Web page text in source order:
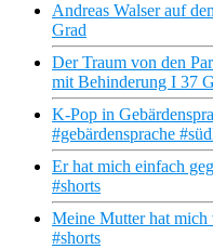
Andreas Walser auf
Grad
Der Traum von den
mit Behinderung I 37
K-Pop in
#gebärdensprache
Er hat mich einfach
#shorts
Meine Mutter hat
#shorts